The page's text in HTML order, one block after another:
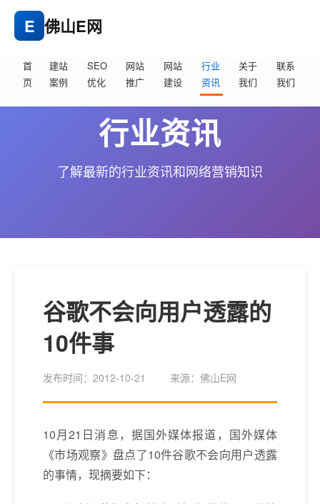
E 佛山E网
首
页
建站
案例
SEO
优化
网站
推广
网站
建设
行业
资讯
关于
我们
联系
我们
行业资讯
了解最新的行业资讯和网络营销知识
谷歌不会向用户透露的
10件事
发布时间：2012-10-21 来源：佛山E网
10月21日消息，据国外媒体报道，国外媒体
《市场观察》盘点了10件谷歌不会向用户透露
的事情，现摘要如下：